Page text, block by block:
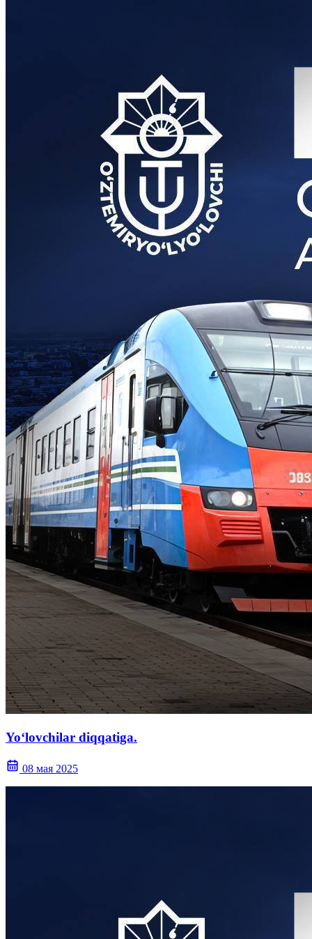
Yoʻlovchilar diqqatiga.
08 мая 2025